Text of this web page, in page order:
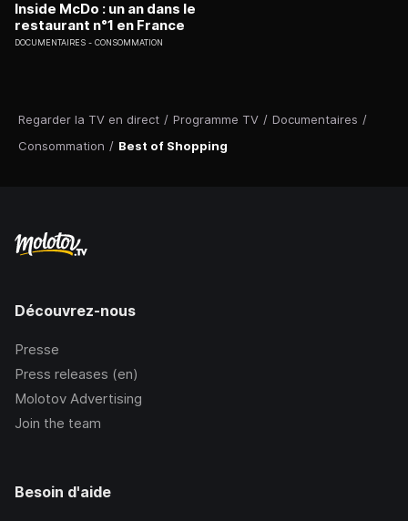
Regarder la TV en direct / Programme TV / Documentaires /
Consommation / Best of Shopping
Inside McDo : un an dans le
restaurant n°1 en France
DOCUMENTAIRES CONSOMMATION
Découvrez-nous
Presse
Press releases (en)
Molotov Advertising
Join the team
Besoin d'aide